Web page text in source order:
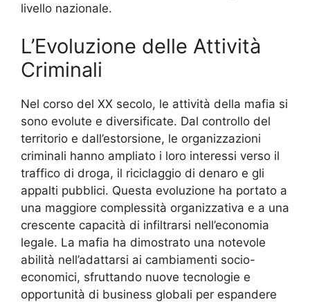
livello nazionale.
L’Evoluzione delle Attività
Criminali
Nel corso del XX secolo, le attività della mafia si
sono evolute e diversificate. Dal controllo del
territorio e dall’estorsione, le organizzazioni
criminali hanno ampliato i loro interessi verso il
traffico di droga, il riciclaggio di denaro e gli
appalti pubblici. Questa evoluzione ha portato a
una maggiore complessità organizzativa e a una
crescente capacità di infiltrarsi nell’economia
legale. La mafia ha dimostrato una notevole
abilità nell’adattarsi ai cambiamenti socio-
economici, sfruttando nuove tecnologie e
opportunità di business globali per espandere